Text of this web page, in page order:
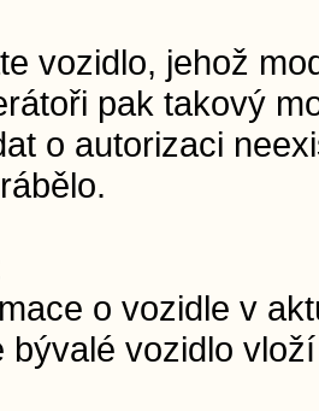
vozidlo, jehož
pak takový
o autorizaci
o vozidle v
bývalé vozidlo